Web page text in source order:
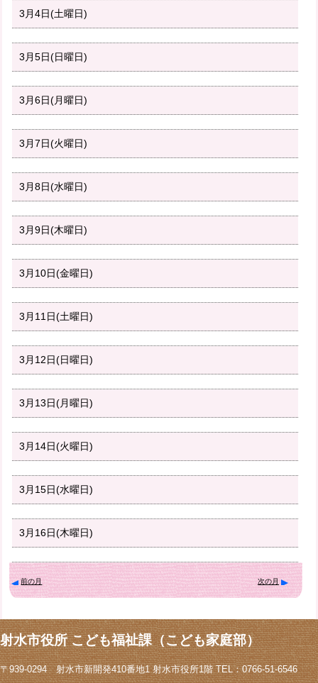
3月4日(土曜日)
3月5日(日曜日)
3月6日(月曜日)
3月7日(火曜日)
3月8日(水曜日)
3月9日(木曜日)
3月10日(金曜日)
3月11日(土曜日)
3月12日(日曜日)
3月13日(月曜日)
3月14日(火曜日)
3月15日(水曜日)
3月16日(木曜日)
前の月 次の月
射水市役所 こども福祉課（こども家庭部）
〒939-0294 射水市新開発410番地1 射水市役所1階 TEL：0766-51-6546